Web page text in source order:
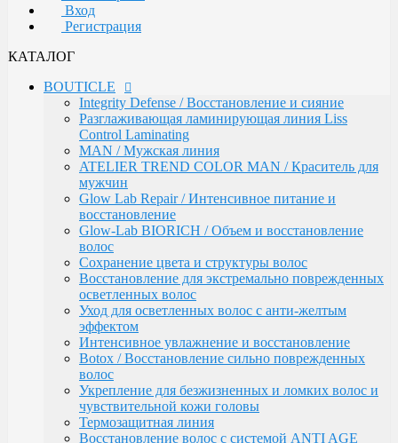
Glow Lab Repair / Интенсивное питание и
восстановление
Glow-Lab BIORICH / Объем и восстановление
Восстановление для экстремально поврежденных
осветленных волос
Уход для осветленных волос с анти-желтым
эффектом
Интенсивное увлажнение и восстановление
Botox / Восстановление сильно поврежденных
волос
Укрепление для безжизненных и ломких волос и
чувствительной кожи головы
Термозащитная линия
Воcстановление волос с системой ANTI AGE
EXPERT COLOR / Перманентный крем-краситель
для волос (108 оттенков)
Окисляющая эмульсия / Developer
Atelier Color Integrative / Полуперманентный
краситель для тонирования волос (41 оттенок)
Bleacher Powder / Обесцвечивающие средства для
волос
Artistic Style / Средства для стайлинга
Аксессуары
Karseell
MACA / Уход за волосами
ARGAN
Вход
Регистрация
КАТАЛОГ
BOUTICLE
Integrity Defense / Восстановление и сияние
Разглаживающая ламинирующая линия Liss
Control Laminating
MAN / Мужская линия
ATELIER TREND COLOR MAN / Краситель для
мужчин
Glow Lab Repair / Интенсивное питание и
восстановление
Glow-Lab BIORICH / Объем и восстановление
волос
Сохранение цвета и структуры волос
Восстановление для экстремально поврежденных
осветленных волос
Уход для осветленных волос с анти-желтым
эффектом
Интенсивное увлажнение и восстановление
Botox / Восстановление сильно поврежденных
волос
Укрепление для безжизненных и ломких волос и
чувствительной кожи головы
Термозащитная линия
Воcстановление волос с системой ANTI AGE